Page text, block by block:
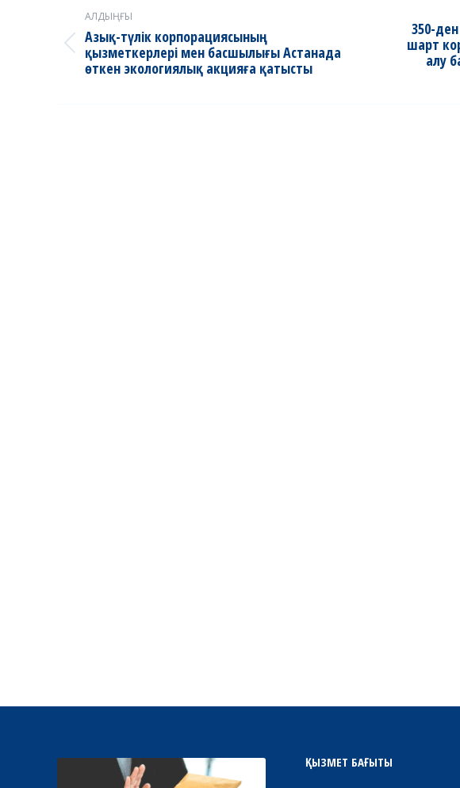
navigation
АЛДЫҢҒЫ
Previous
post:
Азық-түлік корпорациясының
қызметкерлері мен басшылығы Астанада
өткен экологиялық акцияға қатысты
Next
post:
350-
шарт
алу
ҚЫЗМЕТ БАҒЫТЫ